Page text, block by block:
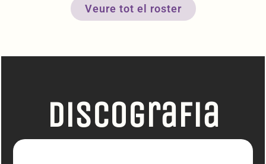
Veure tot el roster
Discografia